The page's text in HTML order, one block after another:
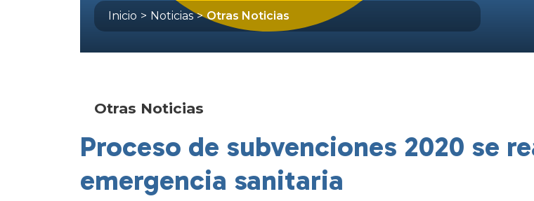
Inicio > Noticias > Otras Noticias
Otras Noticias
Proceso de subvenciones 2020 se
emergencia sanitaria